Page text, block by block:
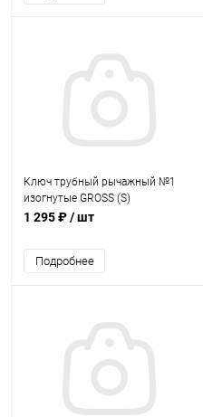
Ключ трубный рычажный №1
изогнутые GROSS (S)
1 295 ₽/ шт
Подробнее